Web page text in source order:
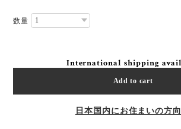
数量
International shipping
Add to cart
日本国内にお住まいの方